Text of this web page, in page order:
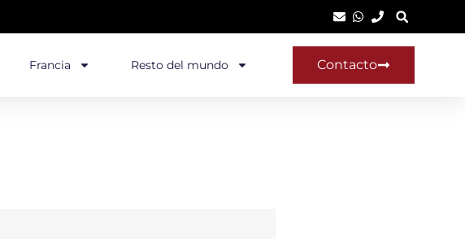
Francia Resto del mundo Contacto